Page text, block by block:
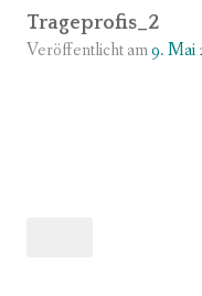
Trageprofis_2
Veröffentlicht am9. Mai